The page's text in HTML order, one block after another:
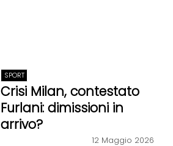
SPORT
Crisi Milan, contestato
Furlani: dimissioni in
arrivo?
12 Maggio 2026